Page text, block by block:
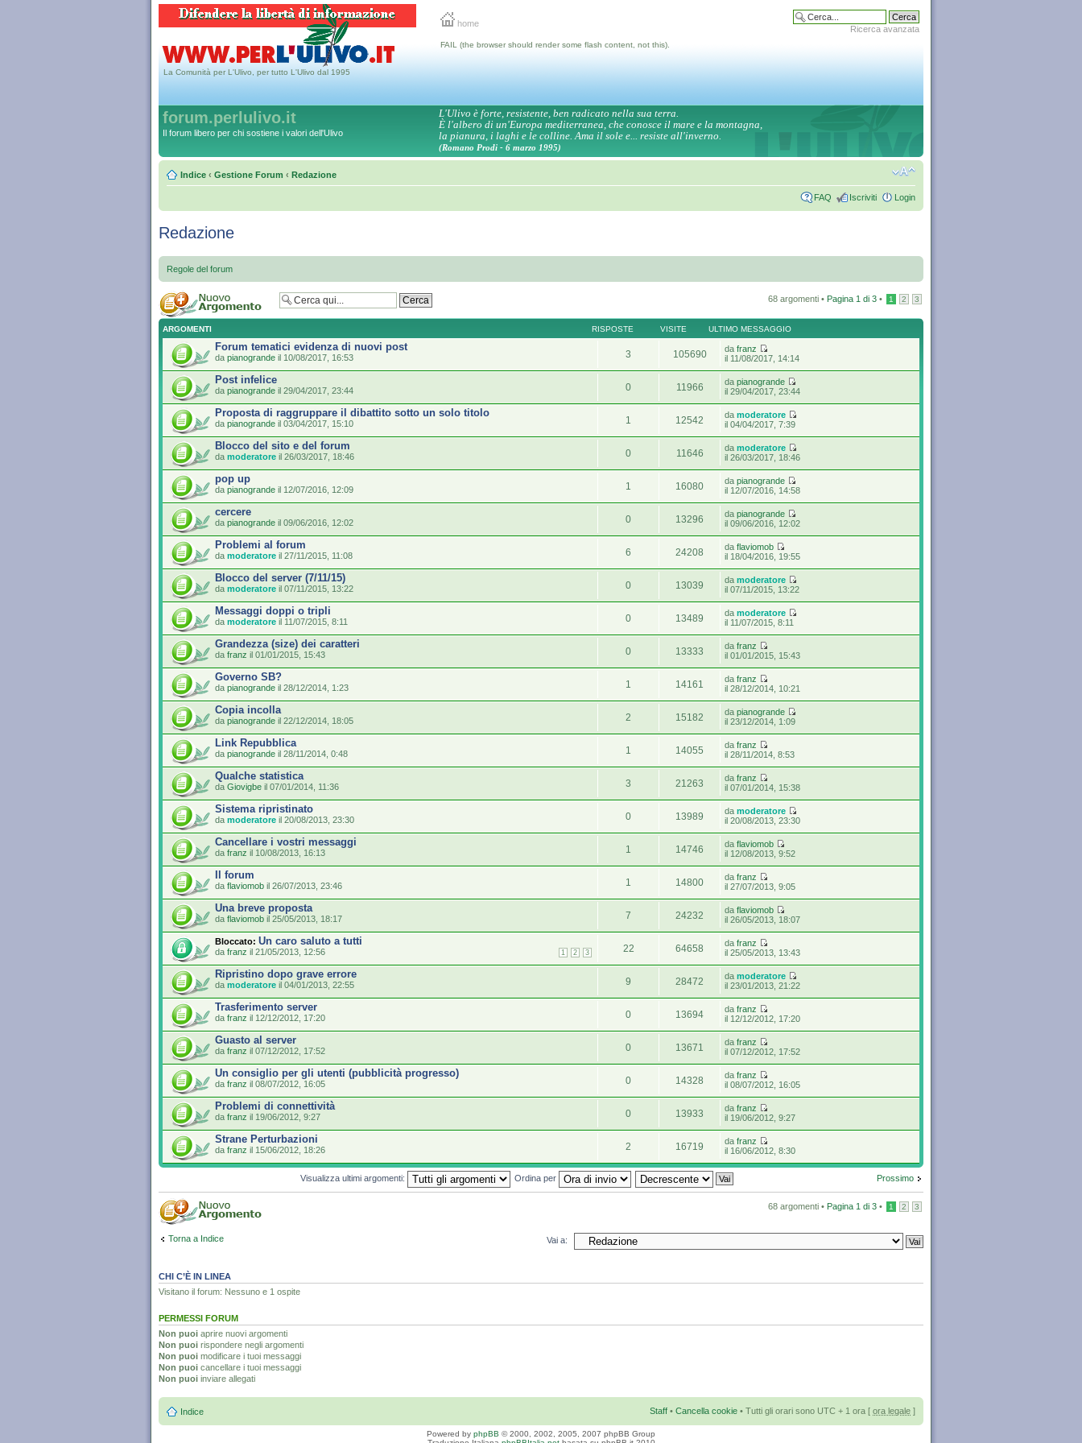
home
Ricerca avanzata
La Comunità per L'Ulivo, per tutto L'Ulivo dal 1995
FAIL (the browser should render some flash content, not this).
forum.perlulivo.it
Il forum libero per chi sostiene i valori dell'Ulivo
L'Ulivo è forte, resistente, ben radicato nella sua terra.
È l'albero di un'Europa mediterranea, che conosce il mare e la montagna,
la pianura, i laghi e le colline. Ama il sole e... resiste all'inverno.
(Romano Prodi - 6 marzo 1995)
Indice ‹ Gestione Forum ‹ Redazione
FAQ Iscriviti Login
Redazione
Regole del forum
68 argomenti • Pagina 1 di 3 • 1 2 3
ARGOMENTI RISPOSTE VISITE ULTIMO MESSAGGIO
Forum tematici evidenza di nuovi post
da pianogrande il 10/08/2017, 16:53 3 105690 dafranz
il 11/08/2017, 14:14
Post infelice
da pianogrande il 29/04/2017, 23:44 0 11966 dapianogrande
il 29/04/2017, 23:44
Proposta di raggruppare il dibattito sotto un solo titolo
da pianogrande il 03/04/2017, 15:10 1 12542 damoderatore
il 04/04/2017, 7:39
Blocco del sito e del forum
da moderatore il 26/03/2017, 18:46 0 11646 damoderatore
il 26/03/2017, 18:46
pop up
da pianogrande il 12/07/2016, 12:09 1 16080 dapianogrande
il 12/07/2016, 14:58
cercere
da pianogrande il 09/06/2016, 12:02 0 13296 dapianogrande
il 09/06/2016, 12:02
Problemi al forum
da moderatore il 27/11/2015, 11:08 6 24208 daflaviomob
il 18/04/2016, 19:55
Blocco del server (7/11/15)
da moderatore il 07/11/2015, 13:22 0 13039 damoderatore
il 07/11/2015, 13:22
Messaggi doppi o tripli
da moderatore il 11/07/2015, 8:11 0 13489 damoderatore
il 11/07/2015, 8:11
Grandezza (size) dei caratteri
da franz il 01/01/2015, 15:43 0 13333 dafranz
il 01/01/2015, 15:43
Governo SB?
da pianogrande il 28/12/2014, 1:23 1 14161 dafranz
il 28/12/2014, 10:21
Copia incolla
da pianogrande il 22/12/2014, 18:05 2 15182 dapianogrande
il 23/12/2014, 1:09
Link Repubblica
da pianogrande il 28/11/2014, 0:48 1 14055 dafranz
il 28/11/2014, 8:53
Qualche statistica
da Giovigbe il 07/01/2014, 11:36 3 21263 dafranz
il 07/01/2014, 15:38
Sistema ripristinato
da moderatore il 20/08/2013, 23:30 0 13989 damoderatore
il 20/08/2013, 23:30
Cancellare i vostri messaggi
da franz il 10/08/2013, 16:13 1 14746 daflaviomob
il 12/08/2013, 9:52
Il forum
da flaviomob il 26/07/2013, 23:46 1 14800 dafranz
il 27/07/2013, 9:05
Una breve proposta
da flaviomob il 25/05/2013, 18:17 7 24232 daflaviomob
il 26/05/2013, 18:07
Bloccato: Un caro saluto a tutti
1 2 3
da franz il 21/05/2013, 12:56 22 64658 dafranz
il 25/05/2013, 13:43
Ripristino dopo grave errore
da moderatore il 04/01/2013, 22:55 9 28472 damoderatore
il 23/01/2013, 21:22
Trasferimento server
da franz il 12/12/2012, 17:20 0 13694 dafranz
il 12/12/2012, 17:20
Guasto al server
da franz il 07/12/2012, 17:52 0 13671 dafranz
il 07/12/2012, 17:52
Un consiglio per gli utenti (pubblicità progresso)
da franz il 08/07/2012, 16:05 0 14328 dafranz
il 08/07/2012, 16:05
Problemi di connettività
da franz il 19/06/2012, 9:27 0 13933 dafranz
il 19/06/2012, 9:27
Strane Perturbazioni
da franz il 15/06/2012, 18:26 2 16719 dafranz
il 16/06/2012, 8:30
Prossimo
Visualizza ultimi argomenti: Ordina per
68 argomenti • Pagina 1 di 3 • 1 2 3
Torna a Indice Vai a:
CHI C’È IN LINEA
Visitano il forum: Nessuno e 1 ospite
PERMESSI FORUM
Non puoi aprire nuovi argomenti
Non puoi rispondere negli argomenti
Non puoi modificare i tuoi messaggi
Non puoi cancellare i tuoi messaggi
Non puoi inviare allegati
Indice Staff • Cancella cookie • Tutti gli orari sono UTC + 1 ora [ ora legale ]
Powered by phpBB © 2000, 2002, 2005, 2007 phpBB Group